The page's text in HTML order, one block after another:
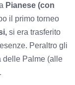
Pianese (con
il primo torneo
si era trasferito
Peraltro gli
delle Palme (alle